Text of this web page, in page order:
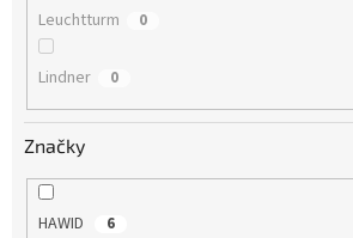
Leuchtturm 0
Lindner 0
Značky
HAWID 6